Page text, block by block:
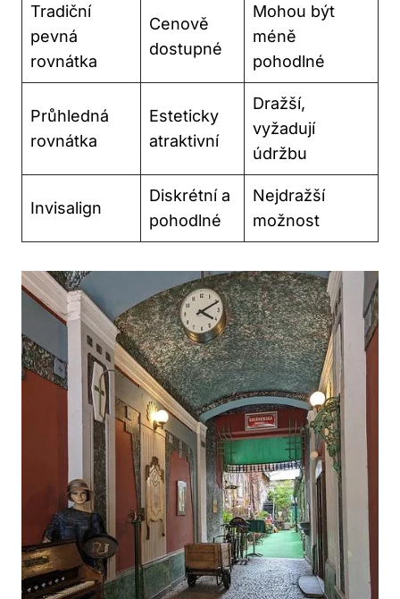
Tradiční
pevná
rovnátka
Cenově
dostupné
Mohou být
méně
pohodlné
Průhledná
rovnátka
Esteticky
atraktivní
Dražší,
vyžadují
údržbu
Invisalign
Diskrétní a
pohodlné
Nejdražší
možnost